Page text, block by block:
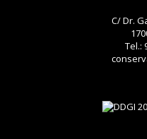
C/ Dr.
Tel.: